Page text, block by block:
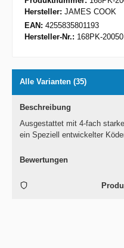
Hersteller: JAMES COOK
EAN: 4255835801193
Hersteller-Nr.: 168PK-20050
Alle Varianten (35)
Beschreibung
Ausgestattet mit 4-fach
ein Speziell entwickelter
Bewertungen